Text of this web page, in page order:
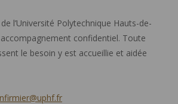
l’Université Polytechnique Hauts-de-
confidentiel. Toute
le besoin y est accueillie et aidée